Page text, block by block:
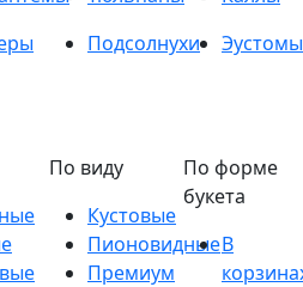
Подсолнухи
Эустомы
По виду
Кустовые
Пионовидные
Премиум
По форме
букета
В